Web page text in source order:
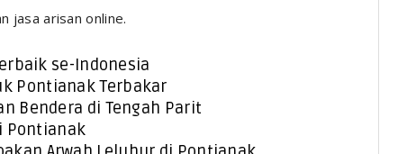
jasa arisan online.
se-Indonesia
Pontianak Terbakar
Bendera di Tengah Parit
Pontianak